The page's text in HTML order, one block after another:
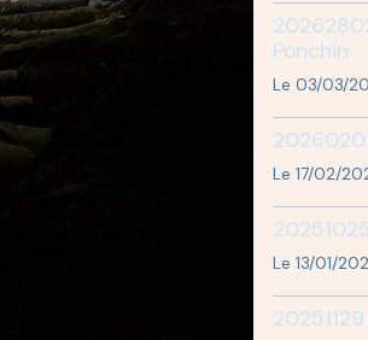
Ponchin
Le 03/03/
Le 17/02/
Le 13/01/